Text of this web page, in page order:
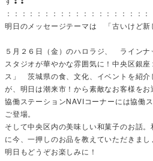
：：：：：：：：：：：：：：：：：：
明日のメッセージテーマは 「古いけど新
５月２６日（金）のハロラジ、 ラインナ
スタジオが華やかな雰囲気に！中央区銀
ス」 茨城県の食、文化、イベントを紹介
が、明日は潮来市！から素敵なお客様をお
協働ステーションNAVIコーナーには協働
ご登場。
そして中央区内の美味しい和菓子のお話
に今、一押しのお品を教えていただきまし
明日もどうぞお楽しみに！